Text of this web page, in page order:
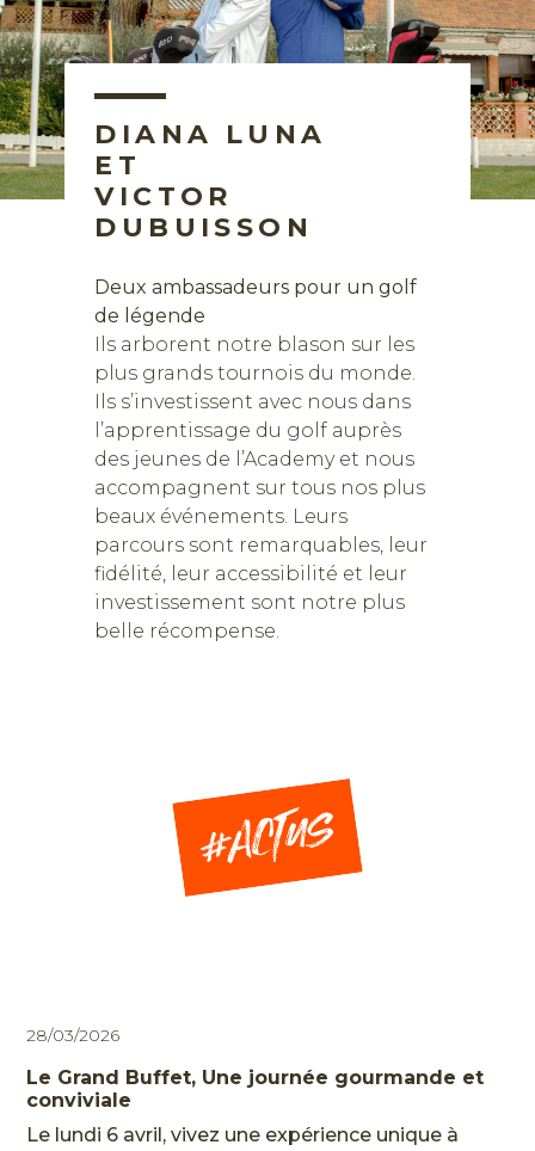
DIANA LUNA
ET
VICTOR
DUBUISSON
Deux ambassadeurs pour un golf
de légende
Ils arborent notre blason sur les
plus grands tournois du monde.
Ils s’investissent avec nous dans
l’apprentissage du golf auprès
des jeunes de l’Academy et nous
accompagnent sur tous nos plus
beaux événements. Leurs
parcours sont remarquables, leur
fidélité, leur accessibilité et leur
investissement sont notre plus
belle récompense.
28/03/2026
Le Grand Buffet, Une journée gourmande et
conviviale
Le lundi 6 avril, vivez une expérience unique à